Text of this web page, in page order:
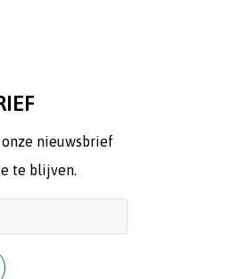
nieuwsbrief
te blijven.